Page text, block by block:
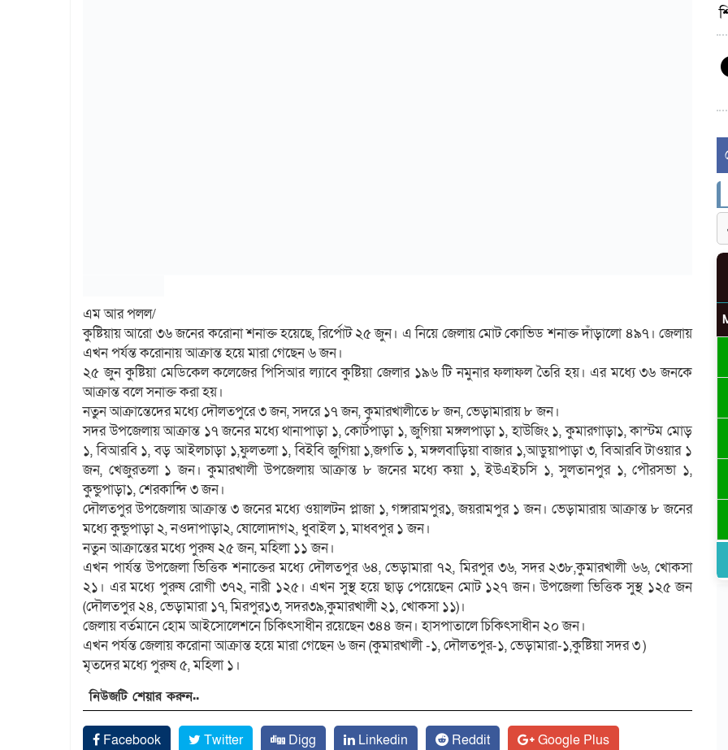
এম আর পলল/
কুষ্টিয়ায় আরো ৩৬ জনের করোনা শনাক্ত হয়েছে, রির্পোট ২৫ জুন। এ নিয়ে জেলায় মোট কোভিড শনাক্ত দাঁড়ালো ৪৯৭। জেলায়
এখন পর্যন্ত করোনায় আক্রান্ত হয়ে মারা গেছেন ৬ জন।
২৫ জুন কুষ্টিয়া মেডিকেল কলেজের পিসিআর ল্যাবে কুষ্টিয়া জেলার ১৯৬ টি নমুনার ফলাফল তৈরি হয়। এর মধ্যে ৩৬ জনকে
আক্রান্ত বলে সনাক্ত করা হয়।
নতুন আক্রান্তেদের মধ্যে দৌলতপুরে ৩ জন, সদরে ১৭ জন, কুমারখালীতে ৮ জন, ভেড়ামারায় ৮ জন।
সদর উপজেলায় আক্রান্ত ১৭ জনের মধ্যে থানাপাড়া ১, কোর্টপাড়া ১, জুগিয়া মঙ্গলপাড়া ১, হাউজিং ১, কুমারগাড়া১, কাস্টম মোড়
১, বিআরবি ১, বড় আইলচাড়া ১,ফুলতলা ১, বিইবি জুগিয়া ১,জগতি ১, মঙ্গলবাড়িয়া বাজার ১,আড়ুয়াপাড়া ৩, বিআরবি টাওয়ার ১
জন, খেজুরতলা ১ জন। কুমারখালী উপজেলায় আক্রান্ত ৮ জনের মধ্যে কয়া ১, ইউএইচসি ১, সুলতানপুর ১, পৌরসভা ১,
কুন্ডুপাড়া১, শেরকান্দি ৩ জন।
দৌলতপুর উপজেলায় আক্রান্ত ৩ জনের মধ্যে ওয়ালটন প্ল­াজা ১, গঙ্গারামপুর১, জয়রামপুর ১ জন। ভেড়ামারায় আক্রান্ত ৮ জনের
মধ্যে কুন্ডুপাড়া ২, নওদাপাড়া২, ষোলোদাগ২, ধুবাইল ১, মাধবপুর ১ জন।
নতুন আক্রান্তের মধ্যে পুরুষ ২৫ জন, মহিলা ১১ জন।
এখন পার্যন্ত উপজেলা ভিত্তিক শনাক্তের মধ্যে দৌলতপুর ৬৪, ভেড়ামারা ৭২, মিরপুর ৩৬, সদর ২৩৮,কুমারখালী ৬৬, খোকসা
২১। এর মধ্যে পুরুষ রোগী ৩৭২, নারী ১২৫। এখন সুস্থ হয়ে ছাড় পেয়েছেন মোট ১২৭ জন। উপজেলা ভিত্তিক সুস্থ ১২৫ জন
(দৌলতপুর ২৪, ভেড়ামারা ১৭, মিরপুর১৩, সদর৩৯,কুমারখালী ২১, খোকসা ১১)।
জেলায় বর্তমানে হোম আইসোলেশনে চিকিৎসাধীন রয়েছেন ৩৪৪ জন। হাসপাতালে চিকিৎসাধীন ২০ জন।
এখন পর্যন্ত জেলায় করোনা আক্রান্ত হয়ে মারা গেছেন ৬ জন (কুমারখালী -১, দৌলতপুর-১, ভেড়ামারা-১,কুষ্টিয়া সদর ৩ )
মৃতদের মধ্যে পুরুষ ৫, মহিলা ১।
নিউজটি শেয়ার করুন..
Facebook Twitter Digg Linkedin Reddit
Google Plus